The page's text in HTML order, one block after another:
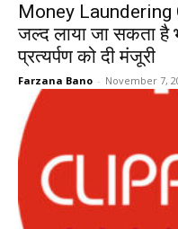
Money Laundering
जल्द लाया जा सकता है
प्रत्यर्पण को दी मंजूरी
Farzana Bano - November 7,